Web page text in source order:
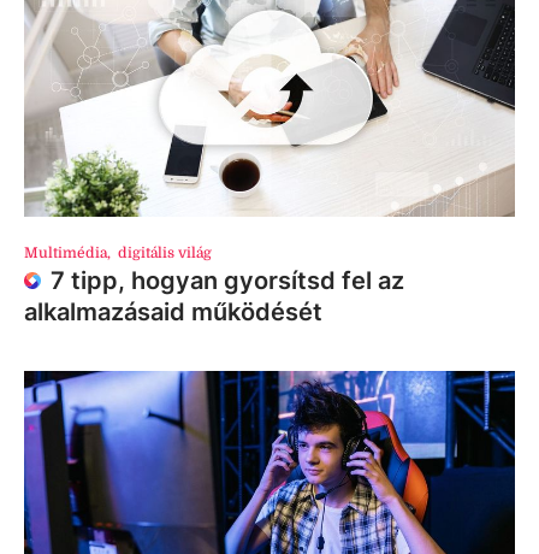
Multimédia, digitális világ
7 tipp, hogyan gyorsítsd fel az
alkalmazásaid működését